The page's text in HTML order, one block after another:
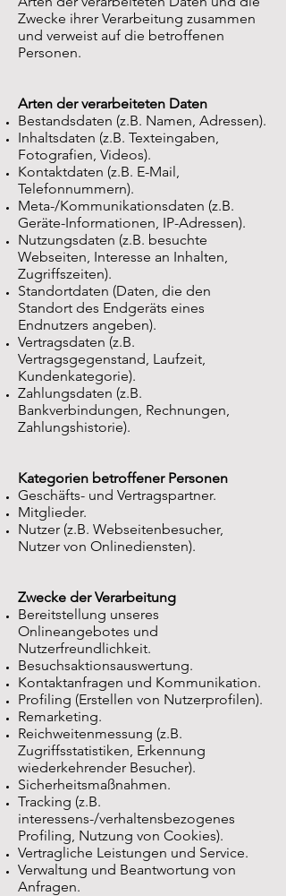
Zwecke ihrer Verarbeitung zusammen
und verweist auf die betroffenen
Personen.
Arten der verarbeiteten Daten
Bestandsdaten (z.B. Namen, Adressen).
Inhaltsdaten (z.B. Texteingaben,
Fotografien, Videos).
Kontaktdaten (z.B. E-Mail,
Telefonnummern).
Meta-/Kommunikationsdaten (z.B.
Geräte-Informationen, IP-Adressen).
Nutzungsdaten (z.B. besuchte
Webseiten, Interesse an Inhalten,
Zugriffszeiten).
Standortdaten (Daten, die den
Standort des Endgeräts eines
Endnutzers angeben).
Vertragsdaten (z.B.
Vertragsgegenstand, Laufzeit,
Kundenkategorie).
Zahlungsdaten (z.B.
Bankverbindungen, Rechnungen,
Zahlungshistorie).
Kategorien betroffener Personen
Geschäfts- und Vertragspartner.
Mitglieder.
Nutzer (z.B. Webseitenbesucher,
Nutzer von Onlinediensten).
Zwecke der Verarbeitung
Bereitstellung unseres
Onlineangebotes und
Nutzerfreundlichkeit.
Besuchsaktionsauswertung.
Kontaktanfragen und Kommunikation.
Profiling (Erstellen von Nutzerprofilen).
Remarketing.
Reichweitenmessung (z.B.
Zugriffsstatistiken, Erkennung
wiederkehrender Besucher).
Sicherheitsmaßnahmen.
Tracking (z.B.
interessens-/verhaltensbezogenes
Profiling, Nutzung von Cookies).
Vertragliche Leistungen und Service.
Verwaltung und Beantwortung von
Anfragen.